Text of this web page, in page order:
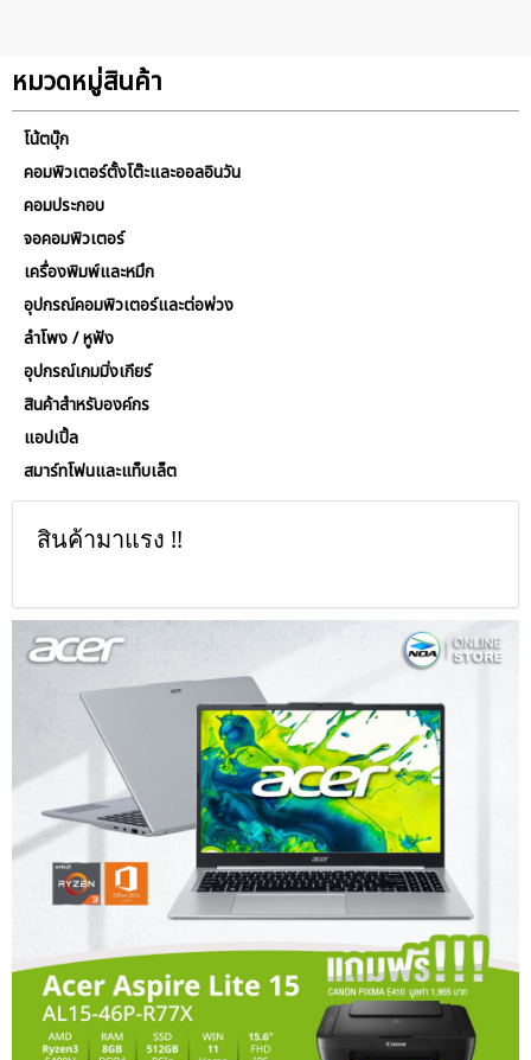
หมวดหมู่สินค้า
โน้ตบุ๊ก
คอมพิวเตอร์ตั้งโต๊ะและออลอินวัน
คอมประกอบ
จอคอมพิวเตอร์
เครื่องพิมพ์และหมึก
อุปกรณ์คอมพิวเตอร์และต่อพ่วง
ลำโพง / หูฟัง
อุปกรณ์เกมมิ่งเกียร์
สินค้าสำหรับองค์กร
แอปเปิ้ล
สมาร์ทโฟนและแท็บเล็ต
สินค้ามาแรง !!